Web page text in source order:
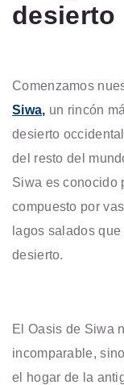
desierto
Comenzamos
Siwa, un rincón
desierto
del resto del
Siwa es conocido
compuesto por
lagos salados
desierto.
El Oasis de Siwa
incomparable,
el hogar de la